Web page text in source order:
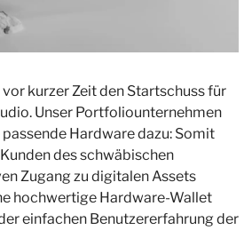
kurzer Zeit den Startschuss für
Unser Portfoliounternehmen
Hardware dazu: Somit
des schwäbischen
Zugang zu digitalen Assets
hochwertige Hardware-Wallet
einfachen Benutzererfahrung der